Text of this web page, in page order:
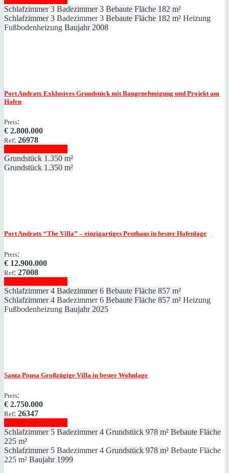
Schlafzimmer 3 Badezimmer 3 Bebaute Fläche 182 m²
Schlafzimmer 3 Badezimmer 3 Bebaute Fläche 182 m² Heizung
Fußbodenheizung Baujahr 2008
Port Andratx Exklusives Grundstück mit Baugenehmigung und Projekt am
Hafen
Preis:
€ 2.800.000
Ref: 26978
Grundstück 1.350 m²
Grundstück 1.350 m²
Port Andratx “The Villa” – einzigartiges Penthaus in bester Hafenlage
Preis:
€ 12.900.000
Ref: 27008
Schlafzimmer 4 Badezimmer 6 Bebaute Fläche 857 m²
Schlafzimmer 4 Badezimmer 6 Bebaute Fläche 857 m² Heizung
Fußbodenheizung Baujahr 2025
Santa Ponsa Großzügige Villa in bester Wohnlage
Preis:
€ 2.750.000
Ref: 26347
Schlafzimmer 5 Badezimmer 4 Grundstück 978 m² Bebaute Fläche
225 m²
Schlafzimmer 5 Badezimmer 4 Grundstück 978 m² Bebaute Fläche
225 m² Baujahr 1999